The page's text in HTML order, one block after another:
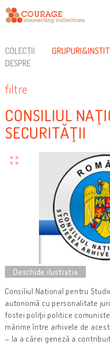
COLECȚII
DESPRE
filtre
CONSILIUL
SECURITĂŢII
Consiliul Național pentru
autonomă cu personalitate
fostei poliţii politice
mărime între arhivele de
– la a cărei geneză a